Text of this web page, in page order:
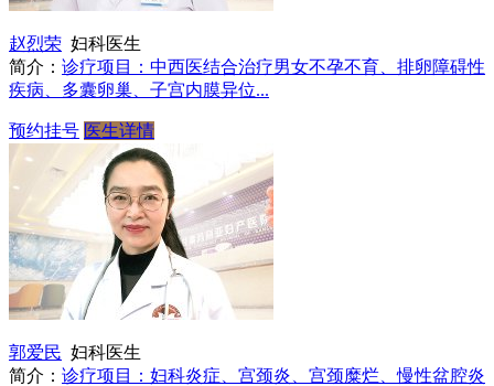
赵烈荣 妇科医生
简介： 诊疗项目：中西医结合治疗男女不孕不育、排卵障碍性
疾病、多囊卵巢、子宫内膜异位...
预约挂号 医生详情
郭爱民 妇科医生
简介： 诊疗项目：妇科炎症、宫颈炎、宫颈糜烂、慢性盆腔炎